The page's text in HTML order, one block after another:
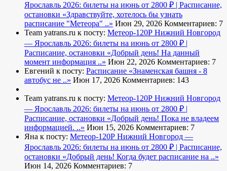
Ярославль 2026: билеты на июнь от 2800 ₽ | Расписание,
остановки «Здравствуйте, хотелось бы узнать
расписание "Метеора" ..» Июн 29, 2026 Комментариев: 7
Team yatrans.ru к посту: Метеор-120Р Нижний Новгород
— Ярославль 2026: билеты на июнь от 2800 ₽ |
Расписание, остановки «Добрый день! На данный
момент информация ..» Июн 22, 2026 Комментариев: 7
Евгений к посту: Расписание «Знаменская башня - 8
автобус не ..» Июн 17, 2026 Комментариев: 143
Team yatrans.ru к посту: Метеор-120Р Нижний Новгород
— Ярославль 2026: билеты на июнь от 2800 ₽ |
Расписание, остановки «Добрый день! Пока не владеем
информацией. ..» Июн 15, 2026 Комментариев: 7
Яна к посту: Метеор-120Р Нижний Новгород —
Ярославль 2026: билеты на июнь от 2800 ₽ | Расписание,
остановки «Добрый день! Когда будет расписание на ..»
Июн 14, 2026 Комментариев: 7